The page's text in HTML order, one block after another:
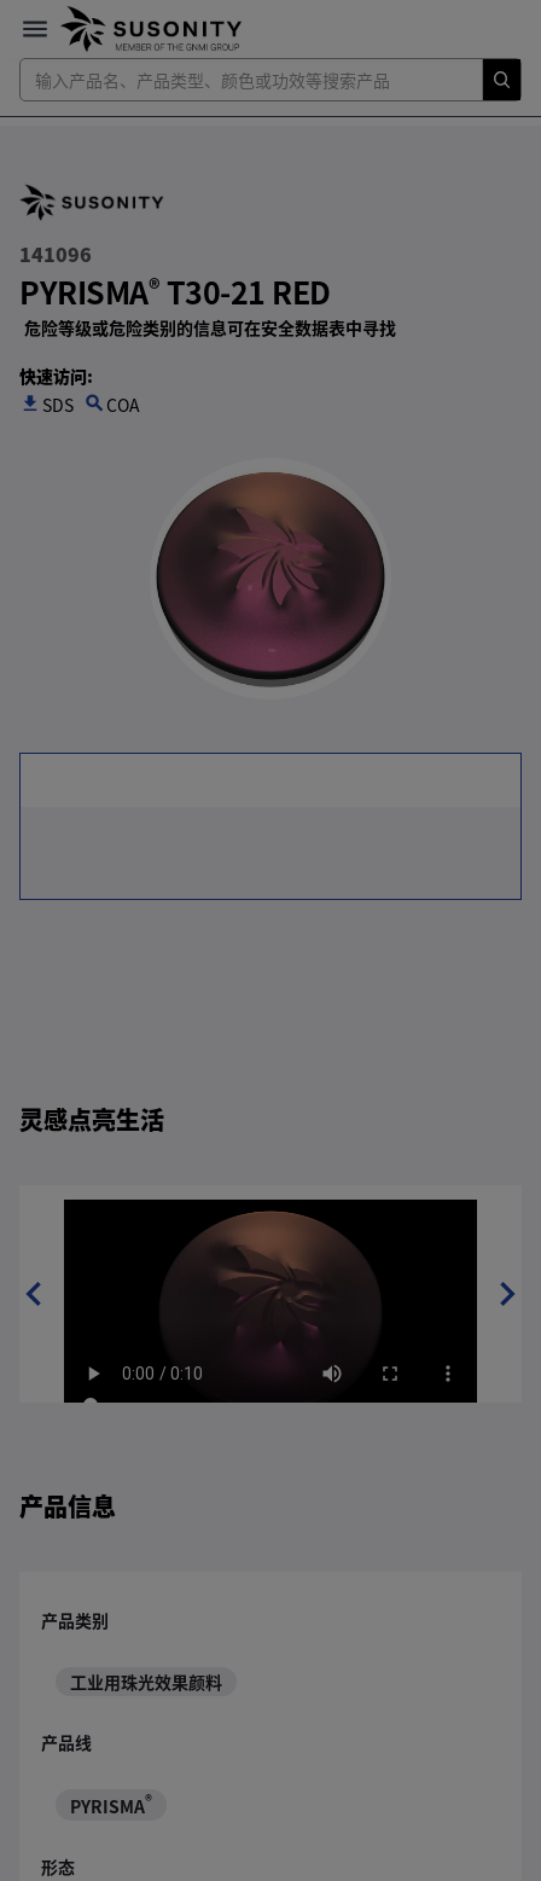
141096
PYRISMA® T30-21 RED
危险等级或危险类别的信息可在安全数据表中寻找
快速访问:
get_app SDS search COA
灵感点亮生活
产品信息
产品类别
工业用珠光效果颜料
产品线
PYRISMA®
形态